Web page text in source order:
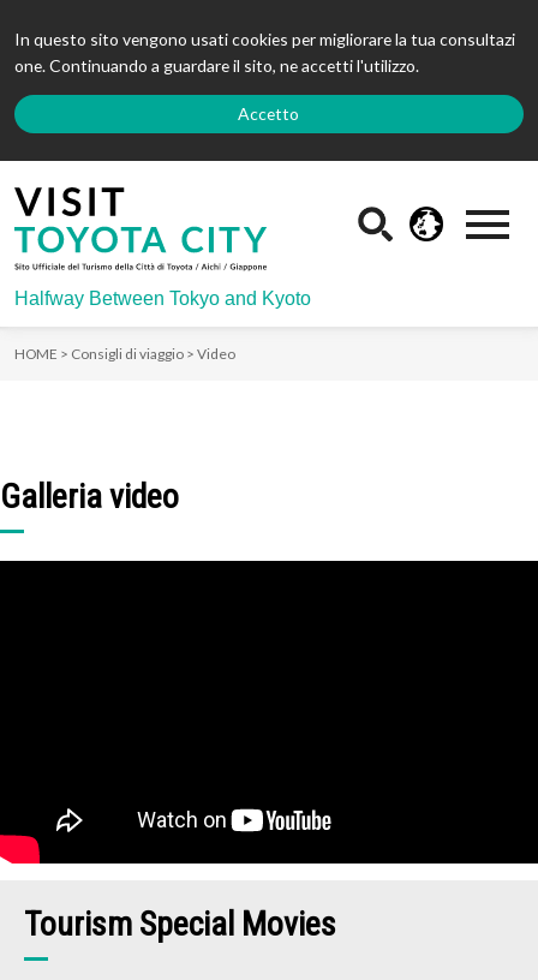
In questo sito vengono usati cookies per migliorare la tua consultazi
one. Continuando a guardare il sito, ne accetti l'utilizzo.
Accetto
Halfway Between Tokyo and Kyoto
HOME > Consigli di viaggio > Video
Galleria video
Tourism Special Movies